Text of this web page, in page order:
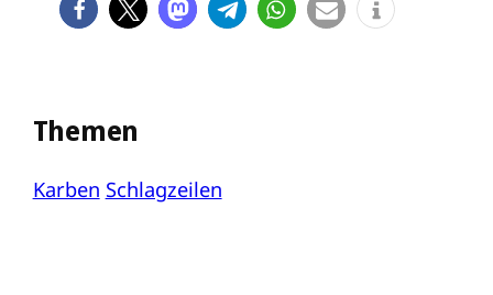
Themen
Karben Schlagzeilen